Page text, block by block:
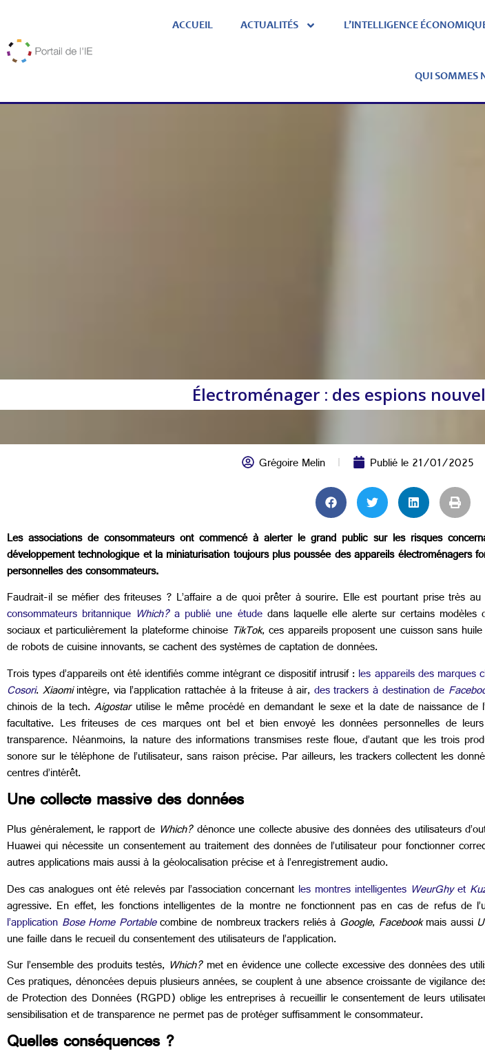
ACCUEIL ACTUALITÉS L’INTELLIGENCE
QUI SOMMES
Électroménager : des espions
Grégoire Melin Publié le21/01/2025
Les associations de consommateurs ont commencé à alerter le grand public sur les risques
développement technologique et la miniaturisation toujours plus poussée des appareils électroménagers
personnelles des consommateurs.
Faudrait-il se méfier des friteuses ? L’affaire a de quoi prêter à sourire. Elle est pourtant prise très
consommateurs britannique Which?a publié une étudedans laquelle elle alerte sur certains
sociaux et particulièrement la plateforme chinoise TikTok, ces appareils proposent une cuisson sans
de robots de cuisine innovants, se cachent des systèmes de captation de données.
Trois types d’appareils ont été identifiés comme intégrant ce dispositif intrusif :les appareils des marques
Cosori.Xiaomiintègre, via l’application rattachée à la friteuse à air,des trackers à destination de
chinois de la tech.Aigostarutilise le même procédé en demandant le sexe et la date de naissance de
facultative. Les friteuses de ces marques ont bel et bien envoyé les données personnelles de
transparence. Néanmoins, la nature des informations transmises reste floue, d’autant que les trois
sonore sur le téléphone de l’utilisateur, sans raison précise. Par ailleurs, les trackers collectent les
centres d’intérêt.
Une collecte massive des données
Plus généralement, le rapport de Which?dénonce une collecte abusive des données des utilisateurs
Huawei qui nécessite un consentement au traitement des données de l’utilisateur pour fonctionner
autres applications mais aussi à la géolocalisation précise et à l’enregistrement audio.
Des cas analogues ont été relevés par l’association concernant les montres intelligentes WeurGhyet
agressive. En effet, les fonctions intelligentes de la montre ne fonctionnent pas en cas de refus de
l’application Bose Home Portablecombine de nombreux trackers reliés à Google, Facebookmais aussi
une faille dans le recueil du consentement des utilisateurs de l’application.
Sur l’ensemble des produits testés, Which?met en évidence une collecte excessive des données des
Ces pratiques, dénoncées depuis plusieurs années, se couplent à une absence croissante de vigilance
de Protection des Données (RGPD) oblige les entreprises à recueillir le consentement de leurs
sensibilisation et de transparence ne permet pas de protéger suffisamment le consommateur.
Quelles conséquences ?